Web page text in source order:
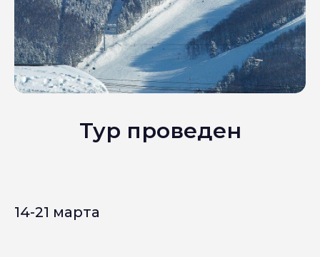
Тур проведен
14-21 марта